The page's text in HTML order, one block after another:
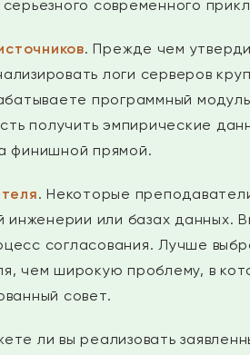
современного
. Прежде чем
логи серверов
программный
получить эмпирические
финишной прямой.
. Некоторые
или базах данных.
согласования. Лучше
чем широкую проблему, в
совет.
ли вы реализовать